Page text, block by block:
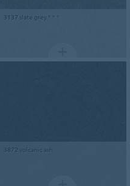
3137 slate grey * * *
3872 volcanic ash